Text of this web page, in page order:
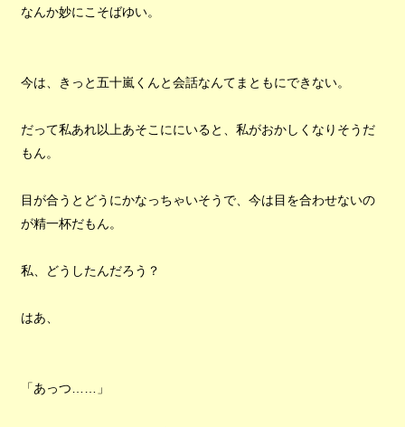
なんか妙にこそばゆい。
今は、きっと五十嵐くんと会話なんてまともにできない。
だって私あれ以上あそこににいると、私がおかしくなりそうだ
もん。
目が合うとどうにかなっちゃいそうで、今は目を合わせないの
が精一杯だもん。
私、どうしたんだろう？
はあ、
「あっつ……」